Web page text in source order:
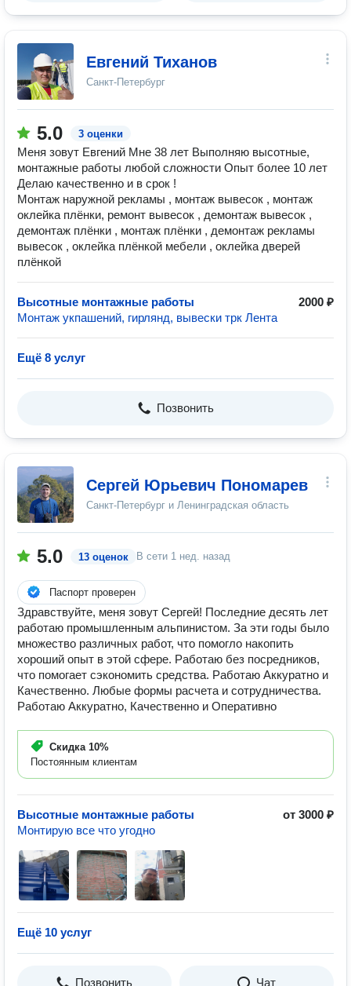
Евгений Тиханов
Санкт-Петербург
5.0 3 оценки
Меня зовут Евгений Мне 38 лет Выполняю высотные,
монтажные работы любой сложности Опыт более 10 лет
Делаю качественно и в срок !
Монтаж наружной рекламы , монтаж вывесок , монтаж
оклейка плёнки, ремонт вывесок , демонтаж вывесок ,
демонтаж плёнки , монтаж плёнки , демонтаж рекламы
вывесок , оклейка плёнкой мебели , оклейка дверей
плёнкой
Высотные монтажные работы
2000 ₽
Монтаж укпашений, гирлянд, вывески трк Лента
Ещё 8 услуг
Позвонить
Сергей Юрьевич Пономарев
Санкт-Петербург и Ленинградская область
5.0 13 оценок В сети 1 нед. назад
Паспорт проверен
Здравствуйте, меня зовут Сергей! Последние десять лет
работаю промышленным альпинистом. За эти годы было
множество различных работ, что помогло накопить
хороший опыт в этой сфере. Работаю без посредников,
что помогает сэкономить средства. Работаю Аккуратно и
Качественно. Любые формы расчета и сотрудничества.
Работаю Аккуратно, Качественно и Оперативно
Скидка 10%
Постоянным клиентам
Высотные монтажные работы
от 3000 ₽
Монтирую все что угодно
Ещё 10 услуг
Позвонить Чат